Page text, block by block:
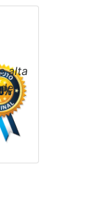
alta